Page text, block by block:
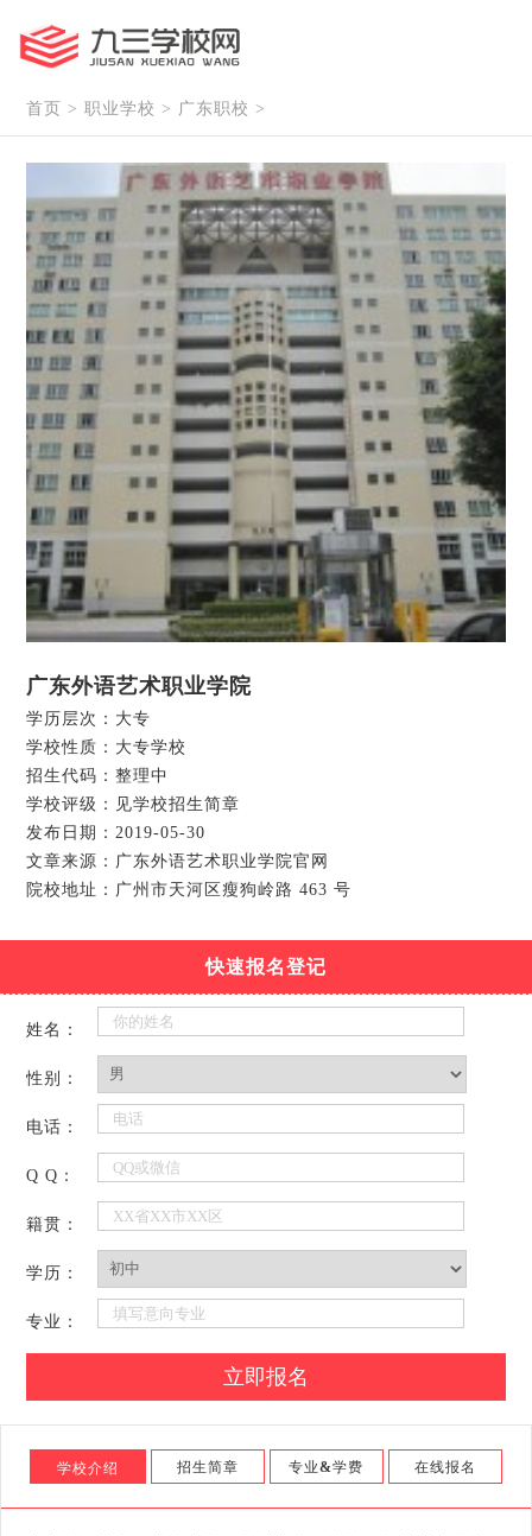
首页 >职业学校 > 广东职校 >
广东外语艺术职业学院
学历层次：大专
学校性质：大专学校
招生代码：整理中
学校评级：见学校招生简章
发布日期：2019-05-30
文章来源：广东外语艺术职业学院官网
院校地址：广州市天河区瘦狗岭路 463 号
快速报名登记
姓名：
性别：
电话：
Q Q：
籍贯：
学历：
专业：
学校介绍 招生简章 专业&学费 在线报名